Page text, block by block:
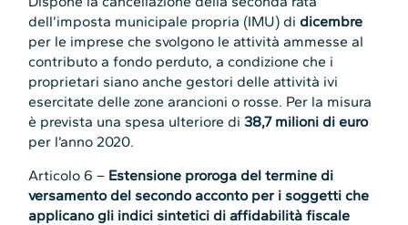
dell’imposta municipale propria (IMU) didicembre
per le imprese che svolgono le attività ammesse al
contributo a fondo perduto, a condizione che i
proprietari siano anche gestori delle attività ivi
esercitate delle zone arancioni o rosse. Per la misura
è prevista una spesa ulteriore di 38,7 milioni di euro
per l’anno 2020.
Articolo 6 – Estensione proroga del termine di
versamento del secondo acconto per i soggetti che
applicano gli indici sintetici di affidabilità fiscale